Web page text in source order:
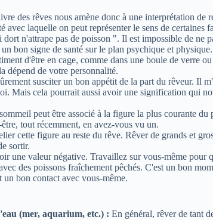
des rêves nous amène donc à une interprétation
avec laquelle on peut représenter le sens de
n'attrape pas de poisson ". Il est impossible de ne
bon signe de santé sur le plan psychique et
d'être en cage, comme dans une boule de verre
dépend de votre personnalité.
susciter un bon appétit de la part du rêveur. Il
Mais cela pourrait aussi avoir une signification qui
peut être associé à la figure la plus courante
tout récemment, en avez-vous vu un.
cette figure au reste du rêve. Rêver de grands et
sortir.
une valeur négative. Travaillez sur vous-même
des poissons fraîchement pêchés. C'est un bon
bon contact avec vous-même.
(mer, aquarium, etc.) : En général, rêver de tant